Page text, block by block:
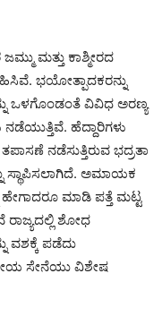
ಮತ್ತು ಕಾಶ್ಮೀರದ
ಭಯೋತ್ಪಾದಕರನ್ನು
ಒಳಗೊಂಡಂತೆ ವಿವಿಧ ಅರಣ್ಯ
ಹೆದ್ದಾರಿಗಳು
ನಡೆಸುತ್ತಿರುವ ಭದ್ರತಾ
ಸ್ಥಾಪಿಸಲಾಗಿದೆ. ಅಮಾಯಕ
ಹೇಗಾದರೂ ಮಾಡಿ ಪತ್ತೆ ಮಟ್ಟ
ರಾಜ್ಯದಲ್ಲಿ ಶೋಧ
ವಶಕ್ಕೆ ಪಡೆದು
ಸೇನೆಯು ವಿಶೇಷ